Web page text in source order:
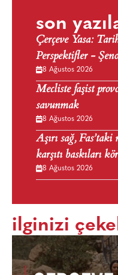
son
Çerçeve Yasa:
Perspektifler -
8 Ağustos 2026
Mecliste faşist
savunmak
8 Ağustos 2026
Aşırı sağ,
karşıtı baskıları
8 Ağustos 2026
ilginizi